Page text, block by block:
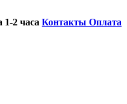
1-2 часа Контакты Оплата